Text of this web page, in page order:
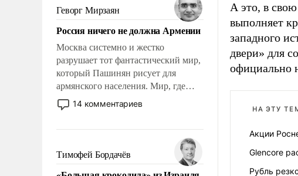
уязвимости США, например, перед
Китаем.
Геворг Мирзаян
Россия ничего не должна Армении
Москва системно и жестко
разрушает тот фантастический мир,
который Пашинян рисует для
армянского населения. Мир, где
политические прожекты будут
безусловно оплачиваться за счет
где Еревану за свои поступки не
нужно отвечать.
14 комментариев
Тимофей Бордачёв
А это, в
выполняет
западного
двери» для
официально
НА ЭТУ
Акции
Glencore
Рубль